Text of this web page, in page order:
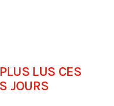
LUS CES
JOURS